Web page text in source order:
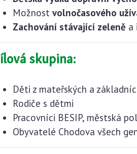
Možnost volnočasového
Zachování stávající zeleně a
skupina:
Děti z mateřských a
Rodiče s dětmi
Pracovníci BESIP, městská
Obyvatelé Chodova všech